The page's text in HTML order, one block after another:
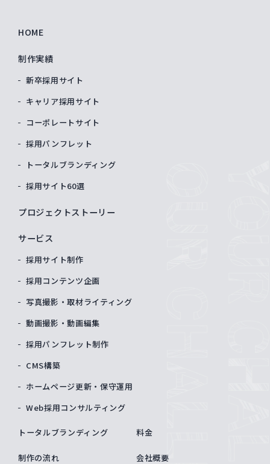
HOME
制作実績
新卒採用サイト
キャリア採用サイト
コーポレートサイト
採用パンフレット
トータルブランディング
採用サイト60選
プロジェクトストーリー
サービス
採用サイト制作
採用コンテンツ企画
写真撮影・取材ライティング
動画撮影・動画編集
採用パンフレット制作
CMS構築
ホームページ更新・保守運用
Web採用コンサルティング
トータルブランディング 料金
制作の流れ 会社概要